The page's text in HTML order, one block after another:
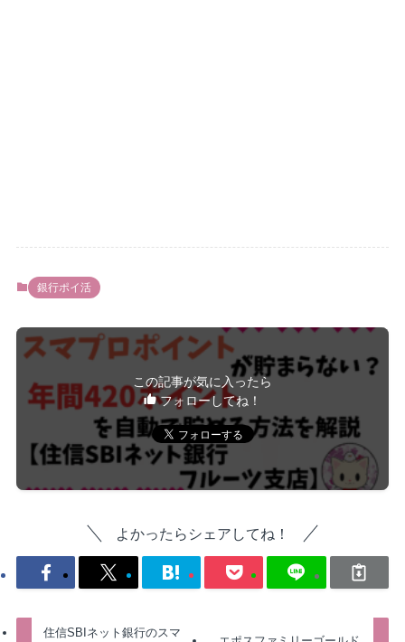
銀行ポイ活
この記事が気に入ったら
フォローしてね！
よかったらシェアしてね！
住信SBIネット銀行のスマ